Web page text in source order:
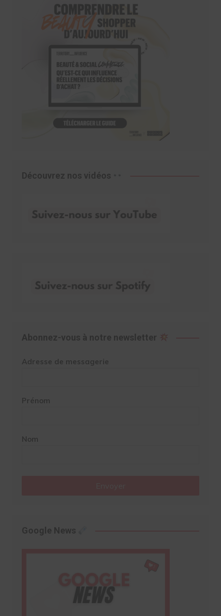
Découvrez nos vidéos
Abonnez-vous à notre newsletter
Adresse de messagerie
Prénom
Nom
Google News